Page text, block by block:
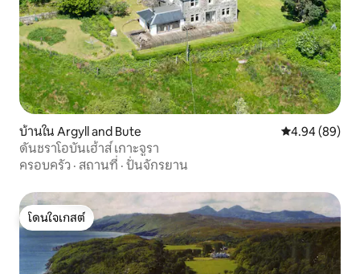
บ้านใน Argyll and Bute คะแนนเฉลี่ย
4.94 (89)
ดันชราโอบันเฮ้าส์ เกาะจูรา
ครอบครัว · สถานที่ · ปั่นจักรยาน
โดนใจเกสต์
โดนใจเกสต์